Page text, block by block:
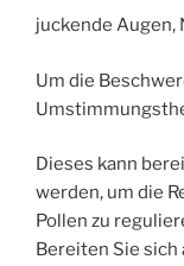
juckende Augen,
Um die
Dieses kann
werden, um die
Pollen zu
Bereiten Sie